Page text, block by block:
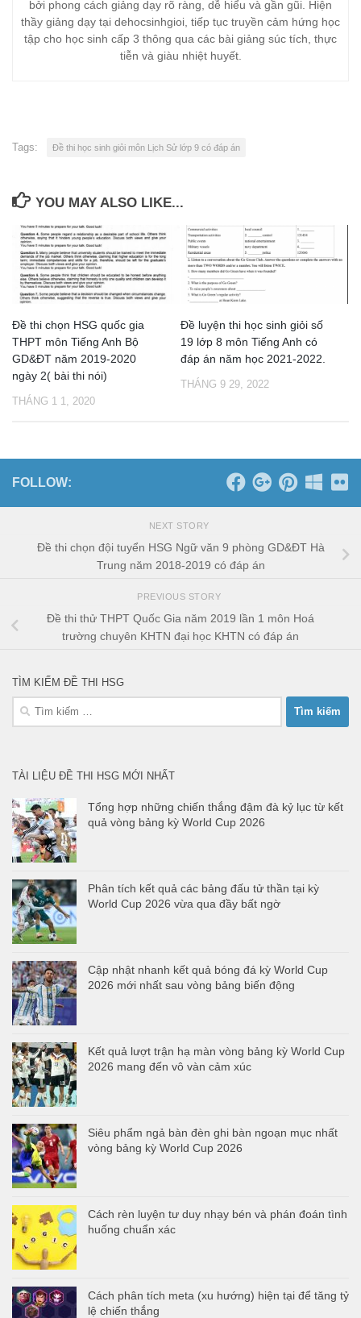
bởi phong cách giảng dạy rõ ràng, dễ hiểu và gần gũi. Hiện
thầy giảng dạy tại dehocsinhgioi, tiếp tục truyền cảm hứng học
tập cho học sinh cấp 3 thông qua các bài giảng súc tích, thực
tiễn và giàu nhiệt huyết.
Tags: Đề thi học sinh giỏi môn Lịch Sử lớp 9 có đáp án
YOU MAY ALSO LIKE...
Đề thi chọn HSG quốc gia
THPT môn Tiếng Anh Bộ
GD&ĐT năm 2019-2020
ngày 2( bài thi nói)
THÁNG 1 1, 2020
Đề luyện thi học sinh giỏi số
19 lớp 8 môn Tiếng Anh có
đáp án năm học 2021-2022.
THÁNG 9 29, 2022
FOLLOW:
NEXT STORY
Đề thi chọn đội tuyển HSG Ngữ văn 9 phòng GD&ĐT Hà
Trung năm 2018-2019 có đáp án
PREVIOUS STORY
Đề thi thử THPT Quốc Gia năm 2019 lần 1 môn Hoá
trường chuyên KHTN đại học KHTN có đáp án
TÌM KIẾM ĐỀ THI HSG
Tìm
TÀI LIỆU ĐỀ THI HSG MỚI NHẤT
Tổng hợp những chiến thắng đậm đà kỷ lục từ kết
quả vòng bảng kỳ World Cup 2026
Phân tích kết quả các bảng đấu tử thần tại kỳ
World Cup 2026 vừa qua đầy bất ngờ
Cập nhật nhanh kết quả bóng đá kỳ World Cup
2026 mới nhất sau vòng bảng biến động
Kết quả lượt trận hạ màn vòng bảng kỳ World Cup
2026 mang đến vô vàn cảm xúc
Siêu phẩm ngả bàn đèn ghi bàn ngoạn mục nhất
vòng bảng kỳ World Cup 2026
Cách rèn luyện tư duy nhạy bén và phán đoán tình
huống chuẩn xác
Cách phân tích meta (xu hướng) hiện tại để tăng tỷ
lệ chiến thắng